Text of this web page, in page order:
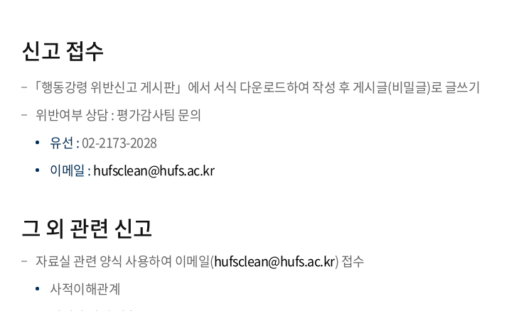
신고 접수
「행동강령 위반신고 게시판」에서 서식 다운로드하여 작성 후 게시글(비밀글)로 글쓰기
위반여부 상담 : 평가감사팀 문의
유선 :02-2173-2028
이메일 :hufsclean@hufs.ac.kr
그 외 관련 신고
자료실 관련 양식 사용하여 이메일(hufsclean@hufs.ac.kr) 접수
사적이해관계